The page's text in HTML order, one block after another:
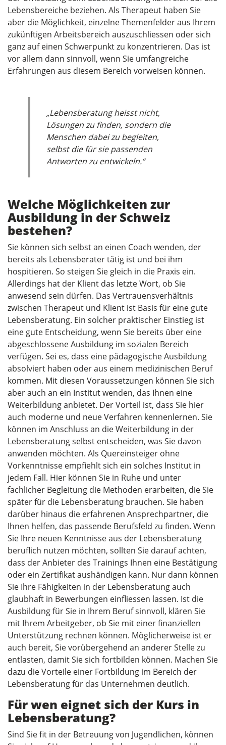
Lebensbereiche beziehen. Als Therapeut haben Sie
aber die Möglichkeit, einzelne Themenfelder aus Ihrem
zukünftigen Arbeitsbereich auszuschliessen oder sich
ganz auf einen Schwerpunkt zu konzentrieren. Das ist
vor allem dann sinnvoll, wenn Sie umfangreiche
Erfahrungen aus diesem Bereich vorweisen können.
„Lebensberatung heisst nicht,
Lösungen zu finden, sondern die
Menschen dabei zu begleiten,
selbst die für sie passenden
Antworten zu entwickeln.“
Welche Möglichkeiten zur
Ausbildung in der Schweiz
bestehen?
Sie können sich selbst an einen Coach wenden, der
bereits als Lebensberater tätig ist und bei ihm
hospitieren. So steigen Sie gleich in die Praxis ein.
Allerdings hat der Klient das letzte Wort, ob Sie
anwesend sein dürfen. Das Vertrauensverhältnis
zwischen Therapeut und Klient ist Basis für eine gute
Lebensberatung. Ein solcher praktischer Einstieg ist
eine gute Entscheidung, wenn Sie bereits über eine
abgeschlossene Ausbildung im sozialen Bereich
verfügen. Sei es, dass eine pädagogische Ausbildung
absolviert haben oder aus einem medizinischen Beruf
kommen. Mit diesen Voraussetzungen können Sie sich
aber auch an ein Institut wenden, das Ihnen eine
Weiterbildung anbietet. Der Vorteil ist, dass Sie hier
auch moderne und neue Verfahren kennenlernen. Sie
können im Anschluss an die Weiterbildung in der
Lebensberatung selbst entscheiden, was Sie davon
anwenden möchten. Als Quereinsteiger ohne
Vorkenntnisse empfiehlt sich ein solches Institut in
jedem Fall. Hier können Sie in Ruhe und unter
fachlicher Begleitung die Methoden erarbeiten, die Sie
später für die Lebensberatung brauchen. Sie haben
darüber hinaus die erfahrenen Ansprechpartner, die
Ihnen helfen, das passende Berufsfeld zu finden. Wenn
Sie Ihre neuen Kenntnisse aus der Lebensberatung
beruflich nutzen möchten, sollten Sie darauf achten,
dass der Anbieter des Trainings Ihnen eine Bestätigung
oder ein Zertifikat aushändigen kann. Nur dann können
Sie Ihre Fähigkeiten in der Lebensberatung auch
glaubhaft in Bewerbungen einfliessen lassen. Ist die
Ausbildung für Sie in Ihrem Beruf sinnvoll, klären Sie
mit Ihrem Arbeitgeber, ob Sie mit einer finanziellen
Unterstützung rechnen können. Möglicherweise ist er
auch bereit, Sie vorübergehend an anderer Stelle zu
entlasten, damit Sie sich fortbilden können. Machen Sie
dazu die Vorteile einer Fortbildung im Bereich der
Lebensberatung für das Unternehmen deutlich.
Für wen eignet sich der Kurs in
Lebensberatung?
Sind Sie fit in der Betreuung von Jugendlichen, können